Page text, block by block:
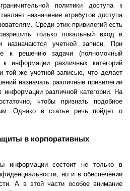
политики доступа к
назначение атрибутов доступа
Среди этих привилегий есть
только локальный вход в
учетной записи. При
к решению задачи (полномочный
информации различных категорий
той же учетной записью, что делает
назначать различные привилегии
информации различной категории. На
чтобы признать подобное
Однако в статье речь пойдет о
в корпоративных
информации состоит не только в
но и в обеспечении
А в этой части особое внимание